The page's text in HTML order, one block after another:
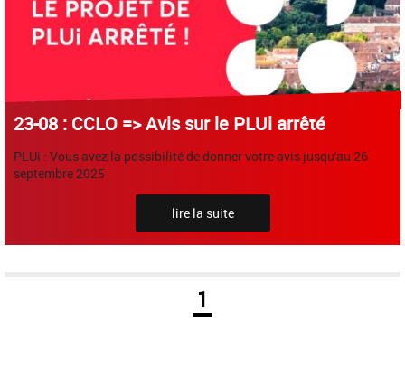
23-08 : CCLO => Avis sur le PLUi arrêté
PLUi : Vous avez la possibilité de donner votre avis jusqu'au 26
septembre 2025
lire la suite
1